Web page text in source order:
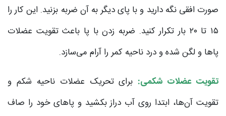
صورت افقی نگه دارید و با پای دیگر به آن ضربه بزنید. این کار را
۱۵ تا ۲۰ بار تکرار کنید. ضربه زدن با پا باعث تقویت عضلات
پاها و لگن شده و درد ناحیه کمر را آرام می‌سازد.
تقویت عضلات شکمی: برای تحریک عضلات ناحیه شکم و
تقویت آن‌ها، ابتدا روی آب دراز بکشید و پاهای خود را صاف